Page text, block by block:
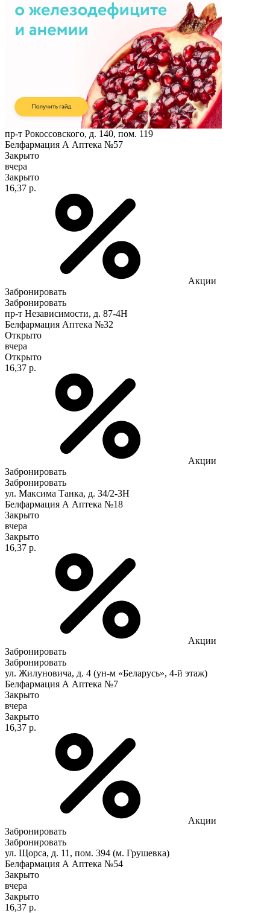
пр-т Рокоссовского, д. 140, пом. 119
Белфармация А Аптека №57
Закрыто
вчера
Закрыто
16,37 р.
Акции
Забронировать
Забронировать
пр-т Независимости, д. 87-4Н
Белфармация Аптека №32
Открыто
вчера
Открыто
16,37 р.
Акции
Забронировать
Забронировать
ул. Максима Танка, д. 34/2-3Н
Белфармация А Аптека №18
Закрыто
вчера
Закрыто
16,37 р.
Акции
Забронировать
Забронировать
ул. Жилуновича, д. 4 (ун-м «Беларусь», 4-й этаж)
Белфармация А Аптека №7
Закрыто
вчера
Закрыто
16,37 р.
Акции
Забронировать
Забронировать
ул. Щорса, д. 11, пом. 394 (м. Грушевка)
Белфармация А Аптека №54
Закрыто
вчера
Закрыто
16,37 р.